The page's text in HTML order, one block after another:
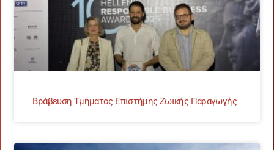
Βράβευση Τμήματος Επιστήμης Ζωικής Παραγωγής